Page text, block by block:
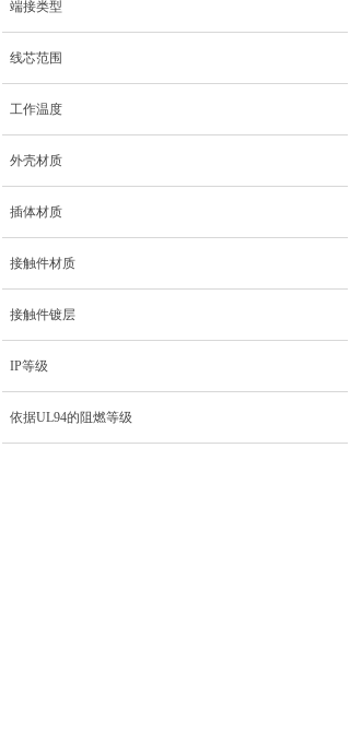
端接类型
线芯范围
工作温度
外壳材质
插体材质
接触件材质
接触件镀层
IP等级
依据UL94的阻燃等级